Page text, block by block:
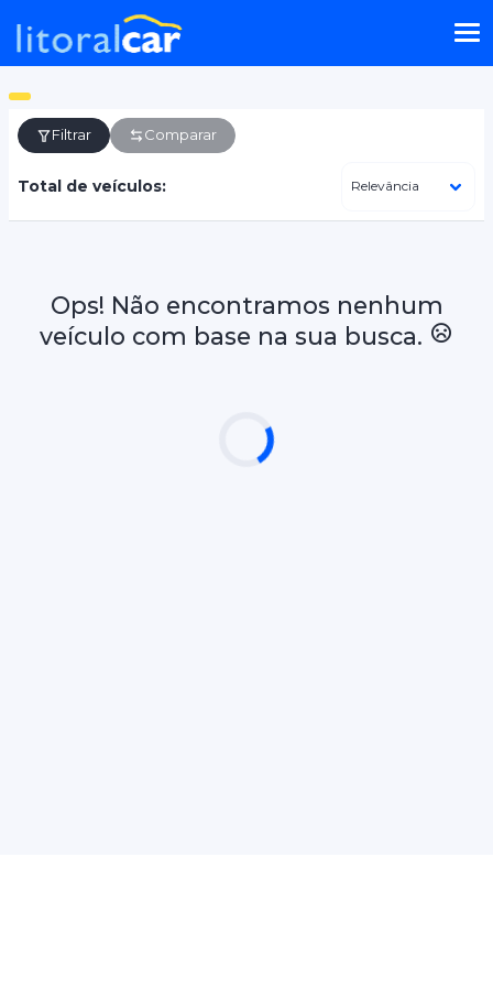
Filtrar Comparar
Total de veículos:
Ops! Não encontramos nenhum
veículo com base na sua busca.